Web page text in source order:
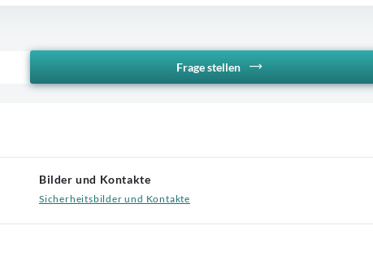
Frage stellen
Bilder und Kontakte
Sicherheitsbilder und Kontakte